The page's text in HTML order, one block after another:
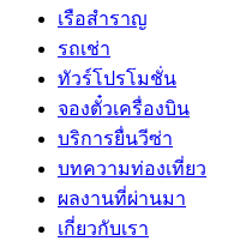
เรือสำราญ
รถเช่า
ทัวร์โปรโมชั่น
จองตั๋วเครื่องบิน
บริการยื่นวีซ่า
บทความท่องเที่ยว
ผลงานที่ผ่านมา
เกี่ยวกับเรา